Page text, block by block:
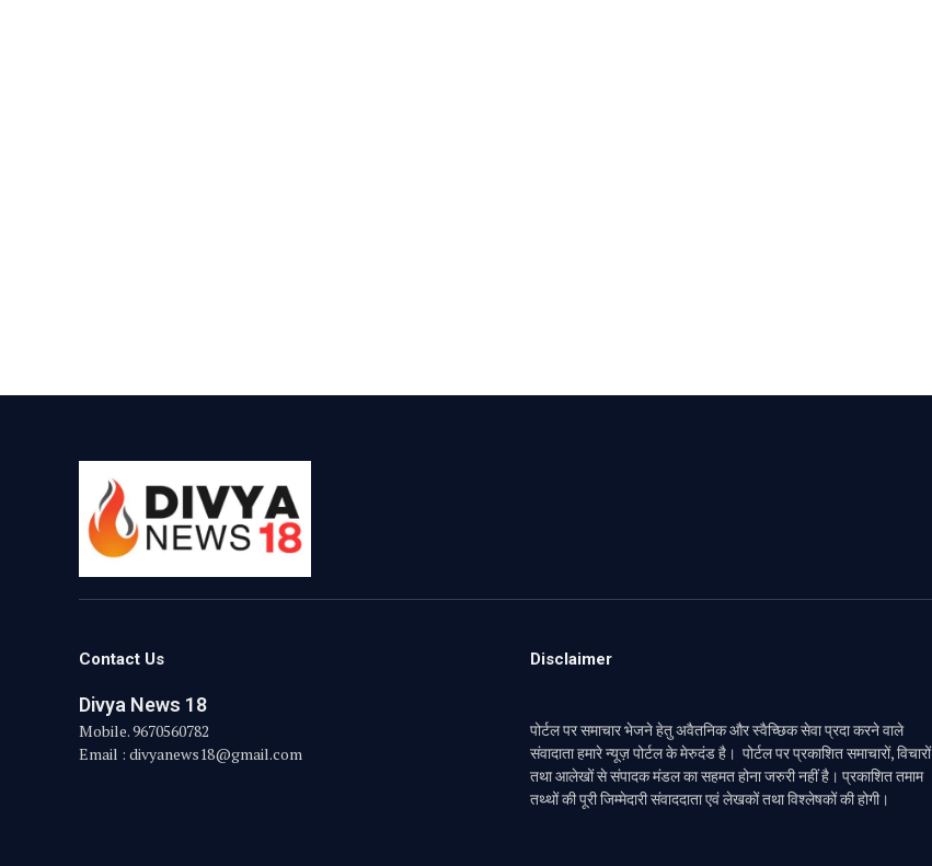
Contact Us
Divya News 18
Mobile. 9670560782
Email : divyanews18@gmail.com
Disclaimer
पोर्टल पर समाचार भेजने हेतु अवैतनिक और स्वैच्छिक सेवा प्रदा करने वाले
संवादाता हमारे न्यूज़ पोर्टल के मेरुदंड है। पोर्टल पर प्रकाशित समाचारों, विचारों
तथा आलेखों से संपादक मंडल का सहमत होना जरुरी नहीं है। प्रकाशित तमाम
तथ्थों की पूरी जिम्मेदारी संवाददाता एवं लेखकों तथा विश्लेषकों की होगी।